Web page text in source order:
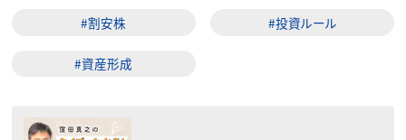
#割安株 #投資ルール
#資産形成